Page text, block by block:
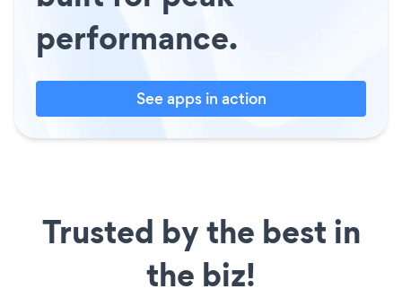
performance.
See apps in action
Trusted by the best in
the biz!